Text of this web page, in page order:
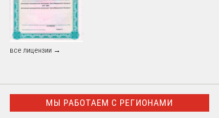
все лицензии →
МЫ РАБОТАЕМ С РЕГИОНАМИ